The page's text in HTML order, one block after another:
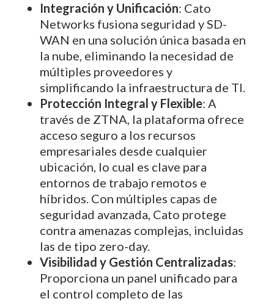
Integración y Unificación: Cato
Networks fusiona seguridad y SD-
WAN en una solución única basada en
la nube, eliminando la necesidad de
múltiples proveedores y
simplificando la infraestructura de TI.
Protección Integral y Flexible: A
través de ZTNA, la plataforma ofrece
acceso seguro a los recursos
empresariales desde cualquier
ubicación, lo cual es clave para
entornos de trabajo remotos e
híbridos. Con múltiples capas de
seguridad avanzada, Cato protege
contra amenazas complejas, incluidas
las de tipo zero-day.
Visibilidad y Gestión Centralizadas:
Proporciona un panel unificado para
el control completo de las